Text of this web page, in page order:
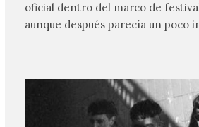
oficial dentro del marco de
aunque después parecía un poco